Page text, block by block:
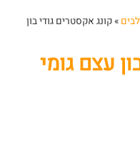
»קונג אקסטרים גודי בון
עצם גומי